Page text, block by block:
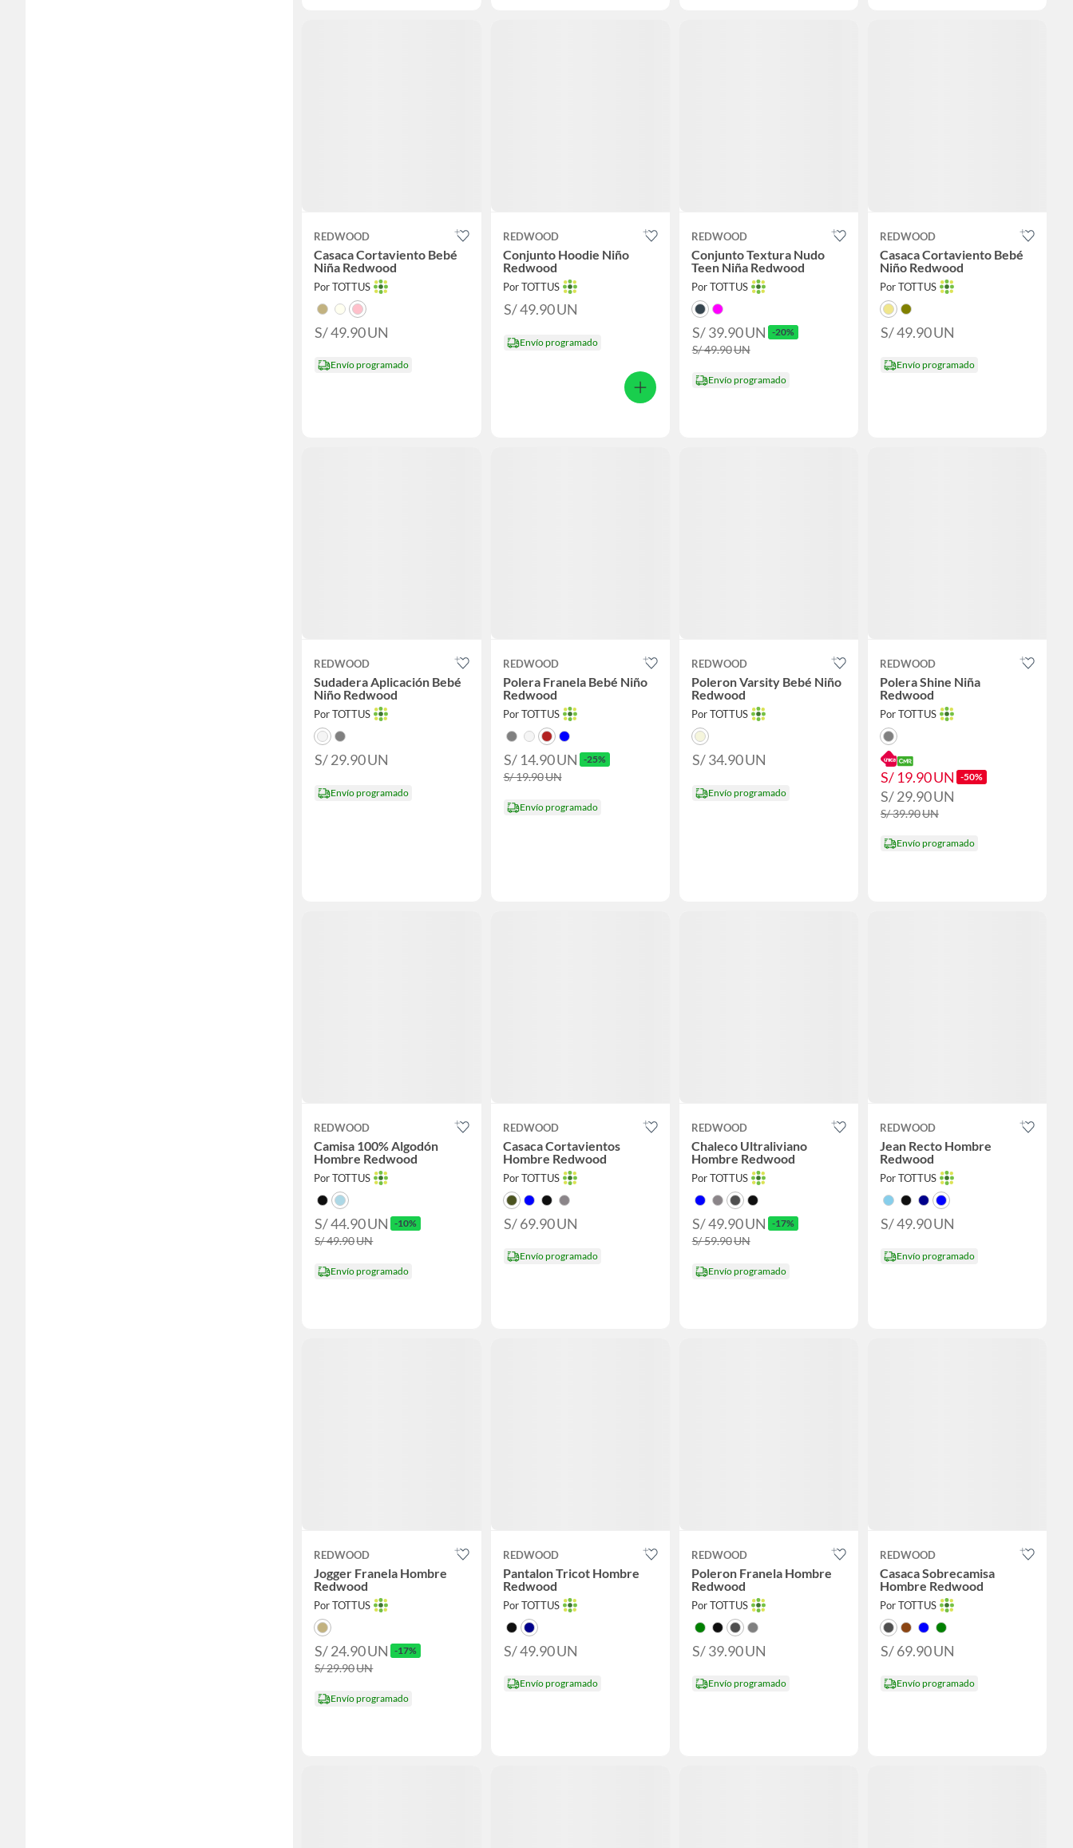
REDWOOD
Casaca Cortaviento Bebé
Niña Redwood
Por TOTTUS
S/ 49.90UN
Envío programado
REDWOOD
Conjunto Hoodie Niño
Redwood
Por TOTTUS
S/ 49.90UN
Envío programado
REDWOOD
Conjunto Textura Nudo
Teen Niña Redwood
Por TOTTUS
S/ 39.90UN -20%
S/ 49.90UN
Envío programado
REDWOOD
Casaca Cortaviento Bebé
Niño Redwood
Por TOTTUS
S/ 49.90UN
Envío programado
REDWOOD
Sudadera Aplicación Bebé
Niño Redwood
Por TOTTUS
S/ 29.90UN
Envío programado
REDWOOD
Polera Franela Bebé Niño
Redwood
Por TOTTUS
S/ 14.90UN -25%
S/ 19.90UN
Envío programado
REDWOOD
Poleron Varsity Bebé Niño
Redwood
Por TOTTUS
S/ 34.90UN
Envío programado
REDWOOD
Polera Shine Niña
Redwood
Por TOTTUS
S/ 19.90UN -50%
S/ 29.90UN
S/ 39.90UN
Envío programado
REDWOOD
Camisa 100% Algodón
Hombre Redwood
Por TOTTUS
S/ 44.90UN -10%
S/ 49.90UN
Envío programado
REDWOOD
Casaca Cortavientos
Hombre Redwood
Por TOTTUS
S/ 69.90UN
Envío programado
REDWOOD
Chaleco Ultraliviano
Hombre Redwood
Por TOTTUS
S/ 49.90UN -17%
S/ 59.90UN
Envío programado
REDWOOD
Jean Recto Hombre
Redwood
Por TOTTUS
S/ 49.90UN
Envío programado
REDWOOD
Jogger Franela Hombre
Redwood
Por TOTTUS
S/ 24.90UN -17%
S/ 29.90UN
Envío programado
REDWOOD
Pantalon Tricot Hombre
Redwood
Por TOTTUS
S/ 49.90UN
Envío programado
REDWOOD
Poleron Franela Hombre
Redwood
Por TOTTUS
S/ 39.90UN
Envío programado
REDWOOD
Casaca Sobrecamisa
Hombre Redwood
Por TOTTUS
S/ 69.90UN
Envío programado